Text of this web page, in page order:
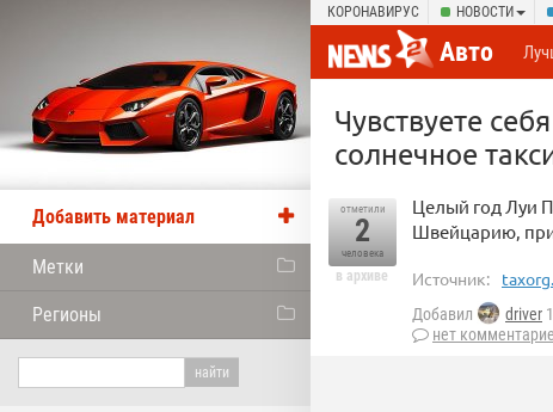
КОРОНАВИРУС НОВОСТИ
Авто
Чувствуете
солнечное
отметили
2
человека
в архиве
Целый год Луи
Швейцарию,
Источник:
Добавил driver
нет
Добавить материал
Метки
Регионы